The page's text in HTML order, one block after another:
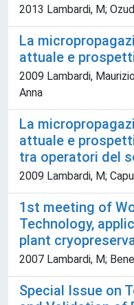
2013 Lambardi, M;
La
attuale e
2009 Lambardi,
Anna
La
attuale e
tra operatori del
2009 Lambardi, M;
1st meeting of
Technology,
plant
2007 Lambardi, M;
Special Issue on